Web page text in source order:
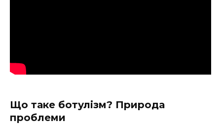
Що таке ботулізм? Природа
проблеми